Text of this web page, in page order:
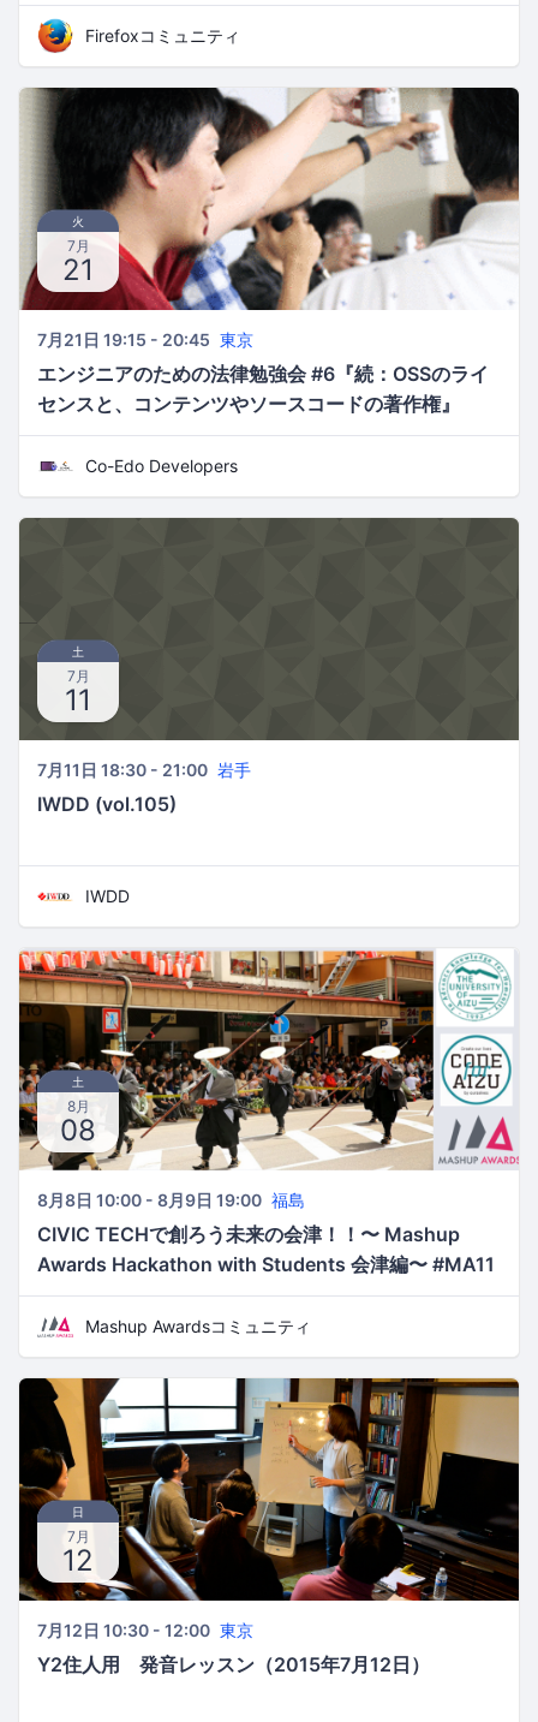
Firefoxコミュニティ
火
7月
21
7月21日 19:15 - 20:45 東京
エンジニアのための法律勉強会 #6『続：OSSのライ
センスと、コンテンツやソースコードの著作権』
Co-Edo Developers
土
7月
11
7月11日 18:30 - 21:00 岩手
IWDD (vol.105)
IWDD
土
8月
08
8月8日 10:00 - 8月9日 19:00 福島
CIVIC TECHで創ろう未来の会津！！〜 Mashup
Awards Hackathon with Students 会津編〜 #MA11
Mashup Awardsコミュニティ
日
7月
12
7月12日 10:30 - 12:00 東京
Y2住人用 発音レッスン（2015年7月12日）